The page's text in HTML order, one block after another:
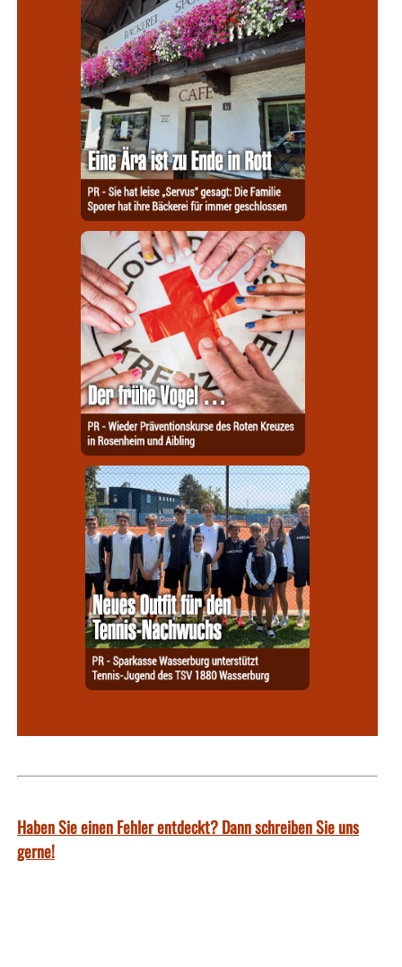
Haben Sie einen Fehler entdeckt? Dann schreiben Sie uns
gerne!